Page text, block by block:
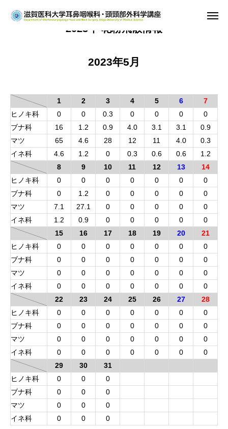
2023年 花粉飛散情報
2023年5月
1 2 3 4 5 6
7
ヒノキ科
0 0 0.3 0 0 0
0
ブナ科
16 1.2 0.9 4.0 3.1 3.1
0.9
マツ
65 4.6 28 12 11 4.0
0.3
イネ科
4.6 1.2 0 0.3 0.6 0.6
1.2
8
9 10 11 12 13
14
ヒノキ科
0 0 0 0 0 0
0
ブナ科
0 1.2 0 0 0 0
0
マツ
7.1 27.1 0 0 0 0
0
イネ科
1.2 0.9 0 0 0 0
0
15
16 17 18 19 20
21
ヒノキ科
0 0 0 0 0 0
0
ブナ科
0 0 0 0 0 0
0
マツ
0 0 0 0 0 0
0
イネ科
0 0 0 0 0 0
0
22
23 24 25 26 27
28
ヒノキ科
0 0 0 0 0 0
0
ブナ科
0 0 0 0 0 0
0
マツ
0 0 0 0 0 0
0
イネ科
0 0 0 0 0 0
0
29
30
31
ヒノキ科
0 0
0
ブナ科
0 0
0
マツ
0 0
0
イネ科
0 0 0
診療案内
研究
学生・研修医の方
お知らせ